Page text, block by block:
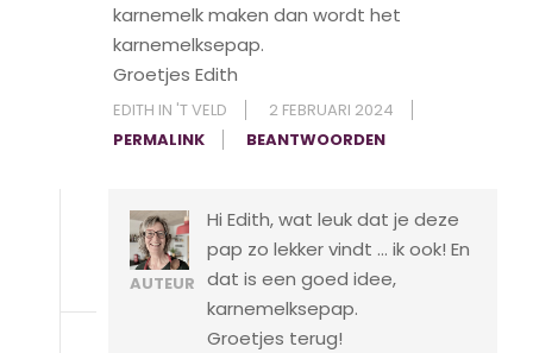
karnemelk maken dan wordt het
karnemelksepap.
Groetjes Edith
EDITH IN 'T VELD
2 FEBRUARI 2024
PERMALINK
BEANTWOORDEN
AUTEUR
Hi Edith, wat leuk dat je deze
pap zo lekker vindt … ik ook! En
dat is een goed idee,
karnemelksepap.
Groetjes terug!